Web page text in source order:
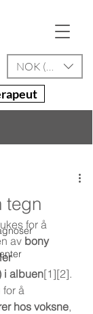
NOK (kr)
tegn
for å
av bony
i albuen[1][2].
for å
hos voksne,